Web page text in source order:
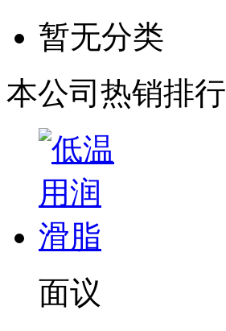
暂无分类
本公司热销排行
面议